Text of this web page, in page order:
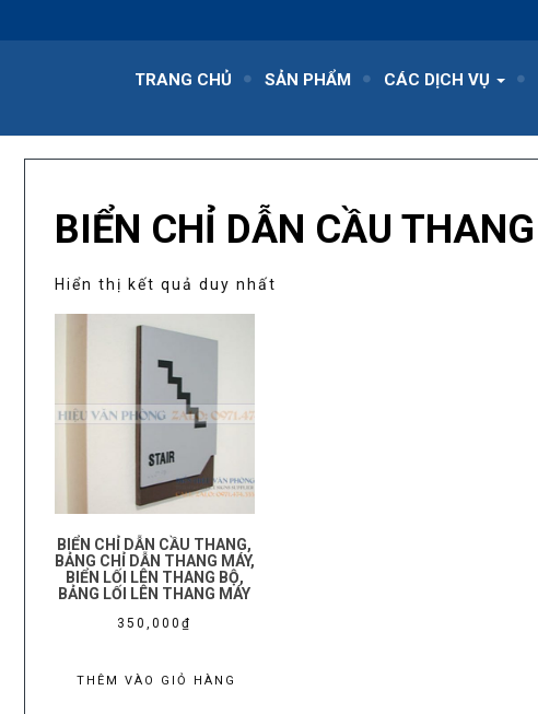
TRANG CHỦ SẢN PHẨM CÁC DỊCH VỤ
BIỂN CHỈ DẪN CẦU THANG
Hiển thị kết quả duy nhất
BIỂN CHỈ DẪN CẦU THANG,
BẢNG CHỈ DẪN THANG MÁY,
BIỂN LỐI LÊN THANG BỘ,
BẢNG LỐI LÊN THANG MÁY
350,000₫
THÊM VÀO GIỎ HÀNG